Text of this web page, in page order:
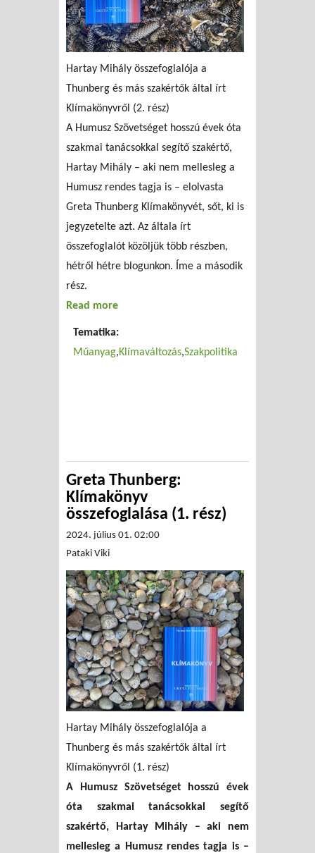
Hartay Mihály összefoglalója a
Thunberg és más szakértők által írt
Klímakönyvről (2. rész)
A Humusz Szövetséget hosszú évek óta
szakmai tanácsokkal segítő szakértő,
Hartay Mihály – aki nem mellesleg a
Humusz rendes tagja is – elolvasta
Greta Thunberg Klímakönyvét, sőt, ki is
jegyzetelte azt. Az általa írt
összefoglalót közöljük több részben,
hétről hétre blogunkon. Íme a második
rész.
Read more
Tematika:
Műanyag Klímaváltozás Szakpolitika
Greta Thunberg:
Klímakönyv
összefoglalása (1. rész)
2024. július 01. 02:00
Pataki Viki
Hartay Mihály összefoglalója a
Thunberg és más szakértők által írt
Klímakönyvről (1. rész)
A Humusz Szövetséget hosszú évek
óta szakmai tanácsokkal segítő
szakértő, Hartay Mihály – aki nem
mellesleg a Humusz rendes tagja is –